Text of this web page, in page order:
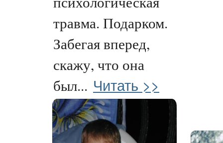
травма. Подарком.
Забегая вперед,
скажу, что она
был... Читать >>